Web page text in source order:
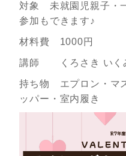
対象 未就園児親子・
参加もできます♪
材料費 1000円
講師 くろさき いく
持ち物 エプロン・マ
ッパー・室内履き